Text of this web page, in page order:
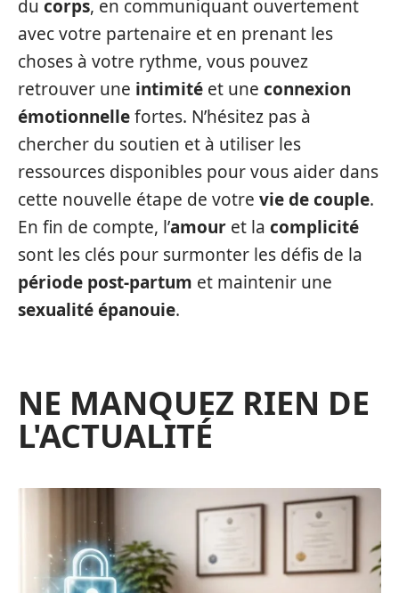
du corps, en communiquant ouvertement
avec votre partenaire et en prenant les
choses à votre rythme, vous pouvez
retrouver une intimité et une connexion
émotionnellefortes. N’hésitez pas à
chercher du soutien et à utiliser les
ressources disponibles pour vous aider dans
cette nouvelle étape de votre vie de couple.
En fin de compte, l’amour et la complicité
sont les clés pour surmonter les défis de la
période post-partum et maintenir une
sexualité épanouie.
NE MANQUEZ RIEN DE
L'ACTUALITÉ